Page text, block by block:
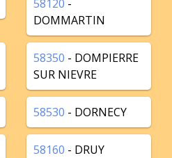
58120 -
DOMMARTIN
58350 - DOMPIERRE
SUR NIEVRE
58530 - DORNECY
58160 - DRUY